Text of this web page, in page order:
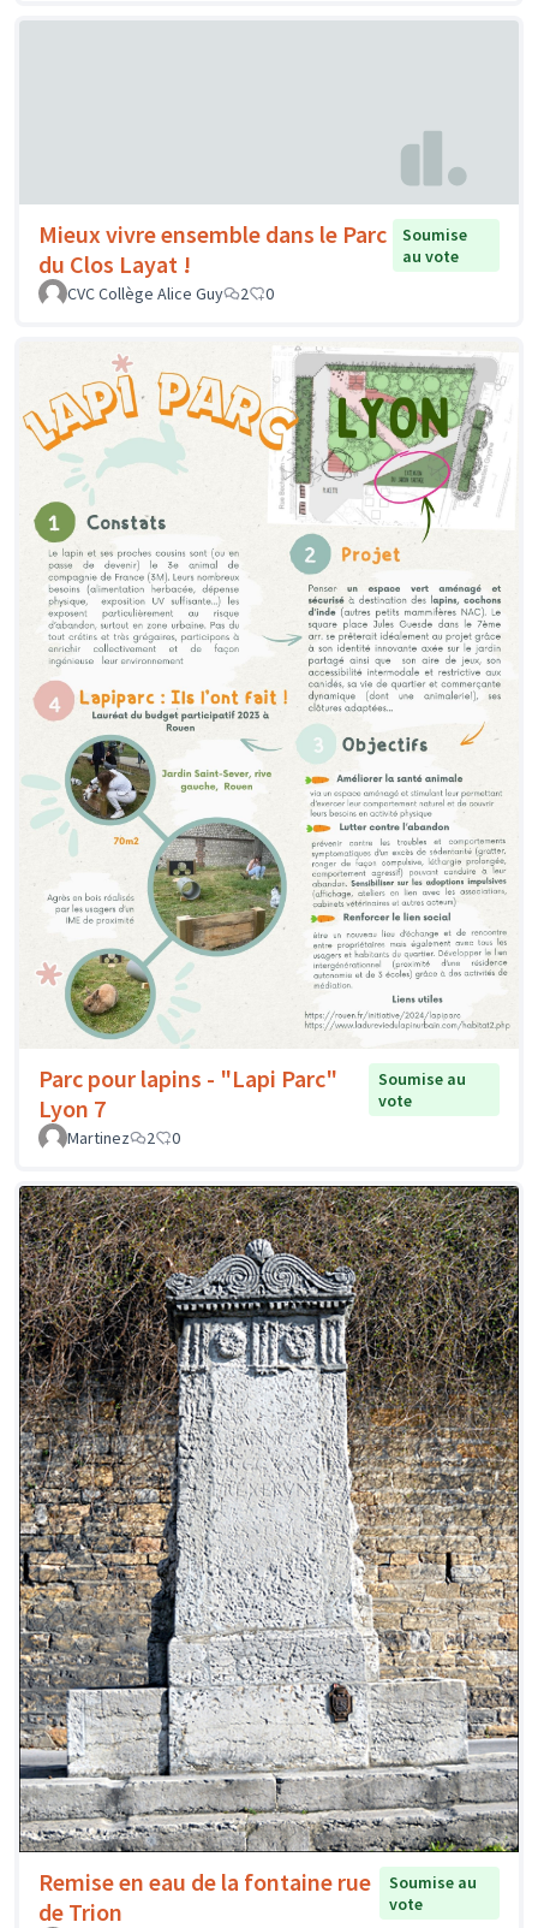
Mieux vivre ensemble dans le Parc
du Clos Layat !
Soumise
au vote
CVC Collège Alice Guy
2 0
Parc pour lapins - "Lapi Parc"
Lyon 7
Soumise au
vote
Martinez
2 0
Remise en eau de la fontaine rue
de Trion
Soumise au
vote